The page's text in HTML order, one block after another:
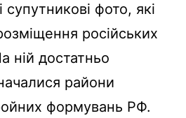
фото, які
російських
ній достатньо
райони
формувань РФ.